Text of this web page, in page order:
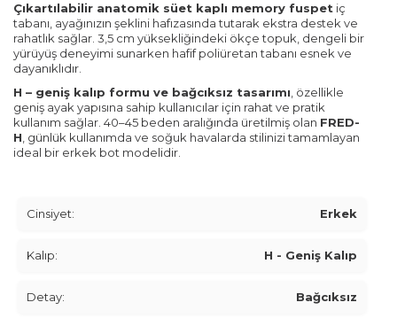
Çıkartılabilir anatomik süet kaplı memory fuspet iç
tabanı, ayağınızın şeklini hafızasında tutarak ekstra destek ve
rahatlık sağlar. 3,5 cm yüksekliğindeki ökçe topuk, dengeli bir
yürüyüş deneyimi sunarken hafif poliüretan tabanı esnek ve
dayanıklıdır.
H – geniş kalıp formu ve bağcıksız tasarımı, özellikle
geniş ayak yapısına sahip kullanıcılar için rahat ve pratik
kullanım sağlar. 40–45 beden aralığında üretilmiş olan FRED-
H, günlük kullanımda ve soğuk havalarda stilinizi tamamlayan
ideal bir erkek bot modelidir.
Cinsiyet: Erkek
Kalıp: H - Geniş Kalıp
Detay: Bağcıksız